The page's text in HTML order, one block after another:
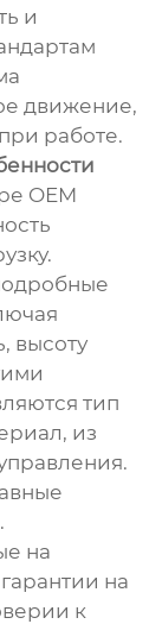
и
движение,
работе.
OEM
высоту
тип
из
на
на
к